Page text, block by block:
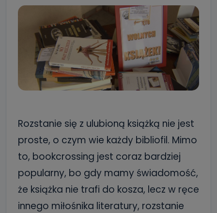
Rozstanie się z ulubioną książką nie jest
proste, o czym wie każdy bibliofil. Mimo
to, bookcrossing jest coraz bardziej
popularny, bo gdy mamy świadomość,
że książka nie trafi do kosza, lecz w ręce
innego miłośnika literatury, rozstanie